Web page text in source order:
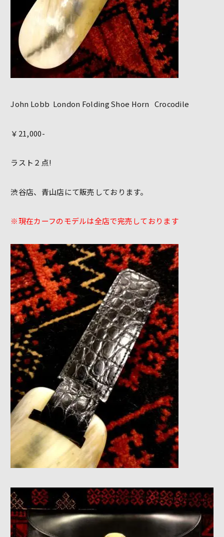
John Lobb London Folding Shoe Horn Crocodile
￥21,000-
ラスト２点!
渋谷店、青山店にて販売しております。
※現在カーフのモデルは全店で完売しております